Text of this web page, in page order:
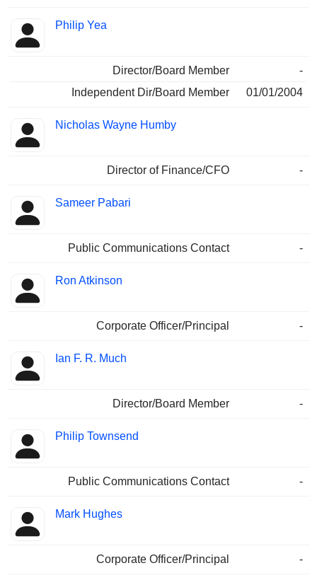
Philip Yea
Director/Board Member
-
Independent Dir/Board Member
01/01/2004
Nicholas Wayne Humby
Director of Finance/CFO -
Sameer Pabari
Public Communications Contact -
Ron Atkinson
Corporate Officer/Principal -
Ian F. R. Much
Director/Board Member -
Philip Townsend
Public Communications Contact -
Mark Hughes
Corporate Officer/Principal -